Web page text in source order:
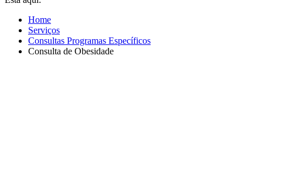
Home
Serviços
Consultas Programas Específicos
Consulta de Obesidade